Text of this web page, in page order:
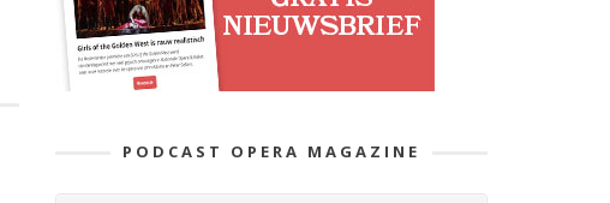
PODCAST OPERA MAGAZINE